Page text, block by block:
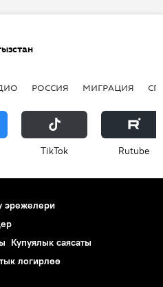
РОССИЯ МИГРАЦИЯ
ТikТоk Rutube
эрежелери
Купуялык саясаты
логирлөө